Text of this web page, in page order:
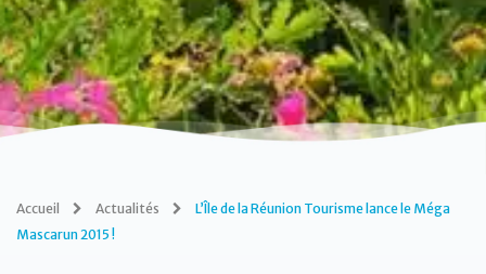
Accueil Actualités
L’Île de la Réunion Tourisme lance le Méga
Mascarun 2015 !